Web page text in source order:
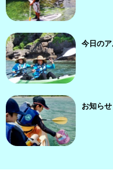
今日の
お知らせ